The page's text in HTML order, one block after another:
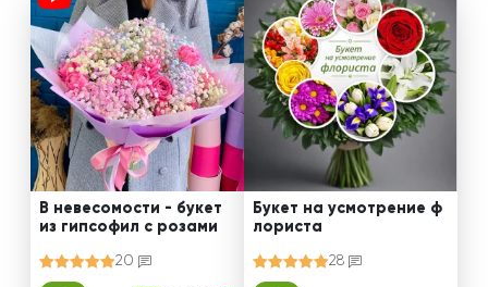
В невесомости - букет
из гипсофил с розами
20
Букет на усмотрение ф
лориста
28